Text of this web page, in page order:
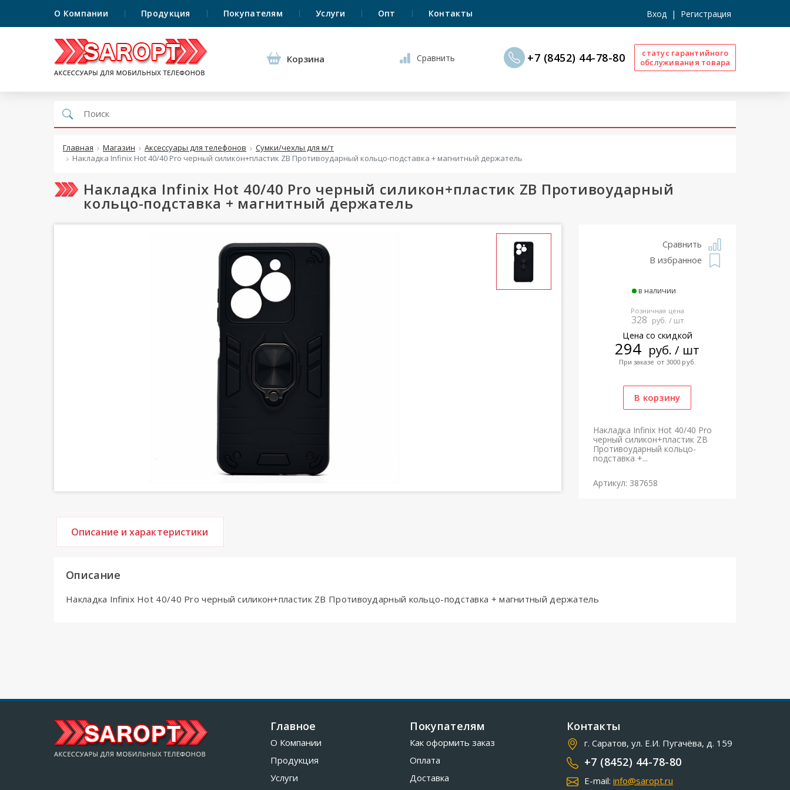
О Компании Продукция Покупателям Услуги Опт Контакты Вход | Регистрация
Корзина Сравнить +7 (8452) 44-78-80
статус гарантийного
обслуживания товара
Главная Магазин Аксессуары для телефонов
Сумки/чехлы для м/т
Накладка Infinix Hot 40/40 Pro черный силикон+пластик ZB Противоударный кольцо-подставка + магнитный держатель
Накладка Infinix Hot 40/40 Pro черный силикон+пластик ZB Противоударный
кольцо-подставка + магнитный держатель
Сравнить
В избранное
в наличии
Розничная цена
328 руб. / шт
Цена со скидкой
294 руб. / шт
При заказе от 3000 руб.
Накладка Infinix Hot 40/40 Pro
черный силикон+пластик ZB
Противоударный кольцо-
подставка +...
Артикул: 387658
Описание и характеристики
Описание
Накладка Infinix Hot 40/40 Pro черный силикон+пластик ZB Противоударный кольцо-подставка + магнитный держатель
Главное
О Компании
Продукция
Услуги
Покупателям
Как оформить заказ
Оплата
Доставка
Контакты
г. Саратов, ул. Е.И. Пугачёва, д. 159
+7 (8452) 44-78-80
E-mail: info@saropt.ru